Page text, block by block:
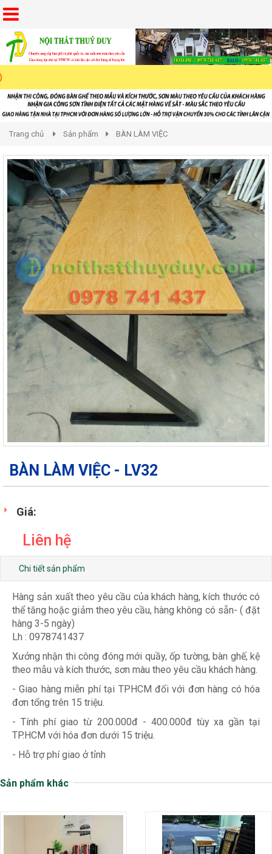
Trang chủ Sản phẩm BÀN LÀM VIỆC
BÀN LÀM VIỆC - LV32
Giá:
Liên hệ
Chi tiết sản phẩm
Hàng sản xuất theo yêu cầu của khách hàng, kích thước có
thể tăng hoặc giảm theo yêu cầu, hàng không có sẵn- ( đặt
hàng 3-5 ngày)
Lh : 0978741437
Xưởng nhận thi công đóng mới quầy, ốp tường, bàn ghế, kệ
theo mẫu và kích thước, sơn màu theo yêu cầu khách hàng.
- Giao hàng miễn phí tại TPHCM đối với đơn hàng có hóa
đơn tổng trên 15 triệu.
- Tính phí giao từ 200.000đ - 400.000đ tùy xa gần tại
TP.HCM với hóa đơn dưới 15 triệu.
- Hỗ trợ phí giao ở tỉnh
Sản phẩm khác